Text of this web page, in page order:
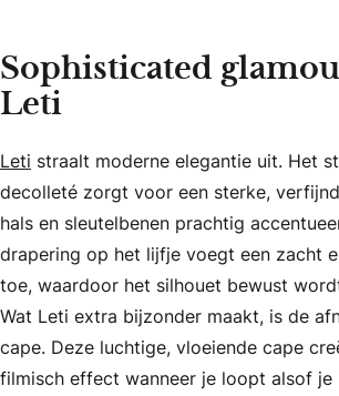
Sophisticated
Leti
Leti straalt moderne elegantie uit. Het
decolleté zorgt voor een sterke,
hals en sleutelbenen prachtig
drapering op het lijfje voegt een zacht
toe, waardoor het silhouet bewust
Wat Leti extra bijzonder maakt, is de
cape. Deze luchtige, vloeiende cape
filmisch effect wanneer je loopt alsof